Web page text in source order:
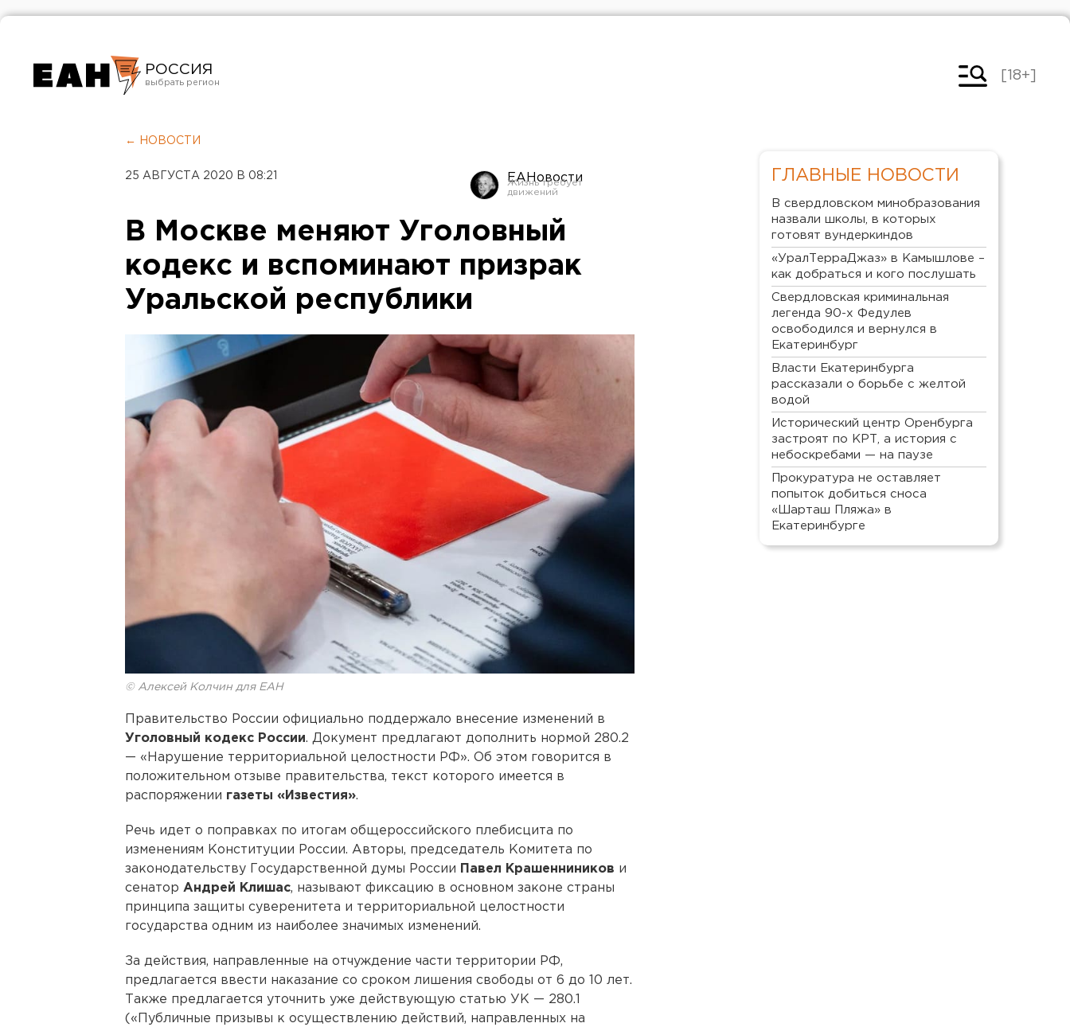
РОССИЯ
Челябинск
[18+]
← НОВОСТИ
25 АВГУСТА 2020 В 08:21 ЕАНовости
В Москве меняют Уголовный
кодекс и вспоминают призрак
Уральской республики
© Алексей Колчин для ЕАН
Правительство России официально поддержало внесение изменений в
Уголовный кодекс России. Документ предлагают дополнить нормой 280.2
— «Нарушение территориальной целостности РФ». Об этом говорится в
положительном отзыве правительства, текст которого имеется в
распоряжении газеты «Известия».
Речь идет о поправках по итогам общероссийского плебисцита по
изменениям Конституции России. Авторы, председатель Комитета по
законодательству Государственной думы России
Павел Крашенниников и
сенатор Андрей Клишас, называют фиксацию в основном законе страны
принципа защиты суверенитета и территориальной целостности
государства одним из наиболее значимых изменений.
За действия, направленные на отчуждение части территории РФ,
предлагается ввести наказание со сроком лишения свободы от 6 до 10 лет.
Также предлагается уточнить уже действующую статью УК — 280.1
(«Публичные призывы к осуществлению действий, направленных на
ГЛАВНЫЕ НОВОСТИ
В свердловском минобразования
назвали школы, в которых
готовят вундеркиндов
«УралТерраДжаз» в Камышлове –
как добраться и кого послушать
Свердловская криминальная
легенда 90-х Федулев
освободился и вернулся в
Екатеринбург
Власти Екатеринбурга
рассказали о борьбе с желтой
водой
Исторический центр Оренбурга
застроят по КРТ, а история с
небоскребами — на паузе
Прокуратура не оставляет
попыток добиться сноса
«Шарташ Пляжа» в
Екатеринбурге